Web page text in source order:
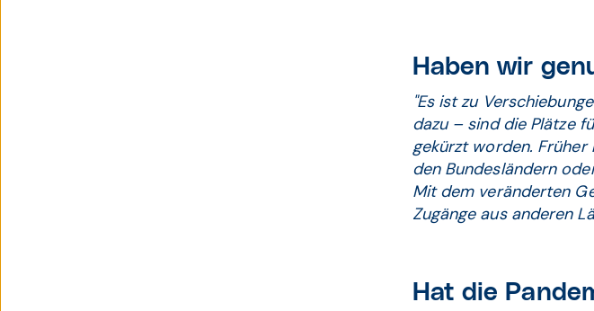
Haben wir
"Es ist zu
dazu – sind die Plätze
gekürzt worden.
den Bundesländern
Mit dem veränderten
Zugänge aus anderen
Hat die